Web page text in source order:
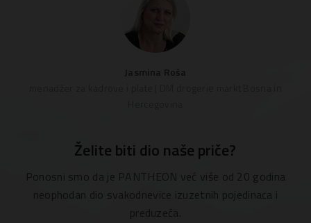
Jasmina Roša
Želite biti dio naše priče?
Ponosni smo da je PANTHEON već više od 20 godina
neophodan dio svakodnevice izuzetnih pojedinaca i
preduzeća.